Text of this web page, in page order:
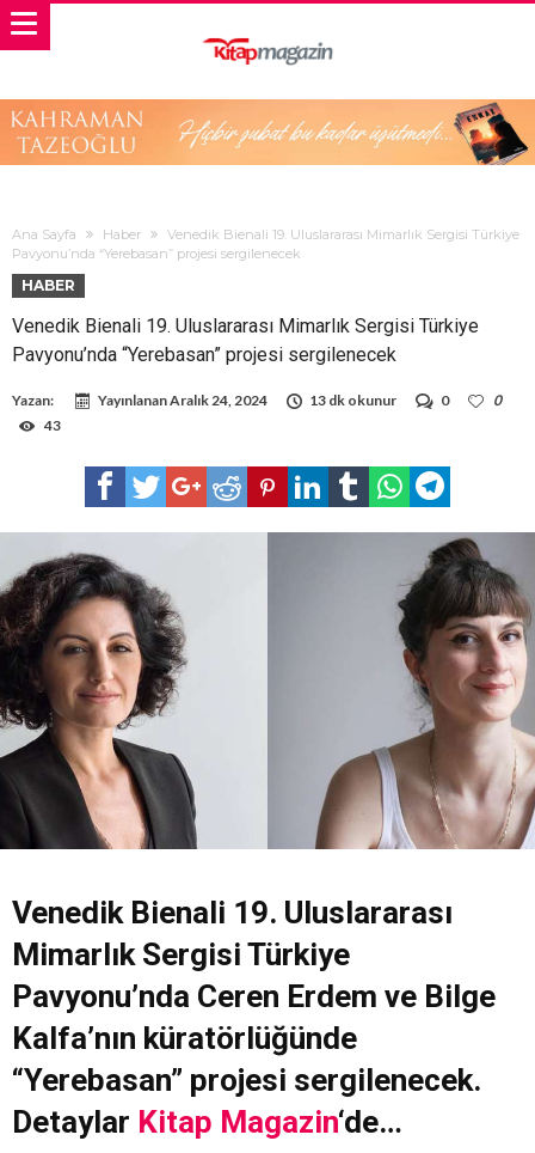
Ana Sayfa Haber
Venedik Bienali 19. Uluslararası Mimarlık Sergisi Türkiye
Pavyonu’nda “Yerebasan” projesi sergilenecek
HABER
Venedik Bienali 19. Uluslararası Mimarlık Sergisi Türkiye
Pavyonu’nda “Yerebasan” projesi sergilenecek
Yazan: YayınlananAralık 24, 2024 13 dk okunur 0
0
43
Venedik Bienali 19. Uluslararası
Mimarlık Sergisi Türkiye
Pavyonu’nda Ceren Erdem ve Bilge
Kalfa’nın küratörlüğünde
“Yerebasan” projesi sergilenecek.
Detaylar Kitap Magazin‘de…